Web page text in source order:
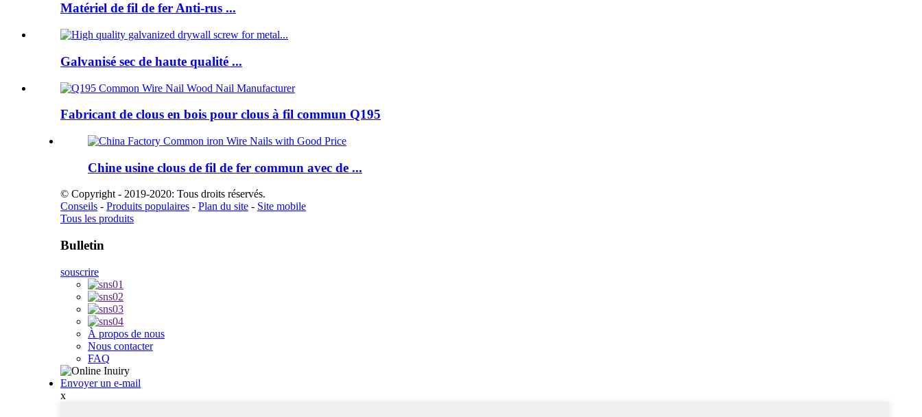
Matériel de fil de fer Anti-rus ...
Galvanisé sec de haute qualité ...
Fabricant de clous en bois pour clous à fil commun Q195
Chine usine clous de fil de fer commun avec de ...
© Copyright - 2019-2020: Tous droits réservés.
Conseils - Produits populaires - Plan du site - Site mobile
Tous les produits
Bulletin
souscrire
À propos de nous
Nous contacter
FAQ
Envoyer un e-mail
x